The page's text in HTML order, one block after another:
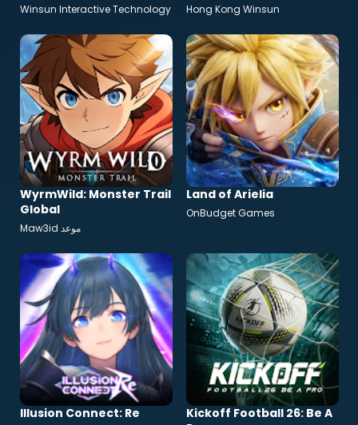
Winsun Interactive Technology Hong Kong Winsun
WyrmWild: Monster Trail
Global
Maw3id موعد‎
Land of Arielia
OnBudget Games
Illusion Connect: Re
Kickoff Football 26: Be A